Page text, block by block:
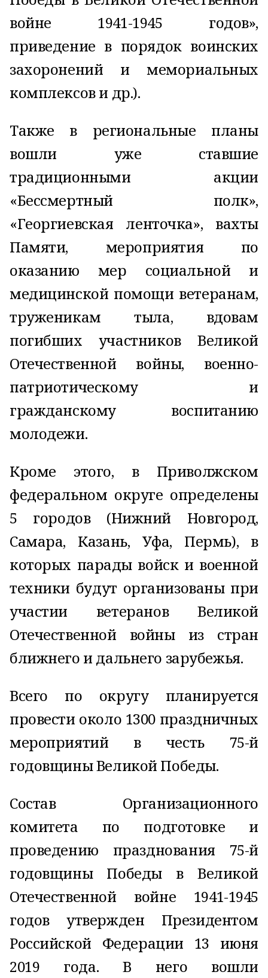
войне 1941-1945 годов»,
приведение в порядок воинских
захоронений и мемориальных
комплексов и др.).
Также в региональные планы
вошли уже ставшие
традиционными акции
«Бессмертный полк»,
«Георгиевская ленточка», вахты
Памяти, мероприятия по
оказанию мер социальной и
медицинской помощи ветеранам,
труженикам тыла, вдовам
погибших участников Великой
Отечественной войны, военно-
патриотическому и
гражданскому воспитанию
молодежи.
Кроме этого, в Приволжском
федеральном округе определены
5 городов (Нижний Новгород,
Самара, Казань, Уфа, Пермь), в
которых парады войск и военной
техники будут организованы при
участии ветеранов Великой
Отечественной войны из стран
ближнего и дальнего зарубежья.
Всего по округу планируется
провести около 1300 праздничных
мероприятий в честь 75-й
годовщины Великой Победы.
Состав Организационного
комитета по подготовке и
проведению празднования 75-й
годовщины Победы в Великой
Отечественной войне 1941-1945
годов утвержден Президентом
Российской Федерации 13 июня
2019 года. В него вошли